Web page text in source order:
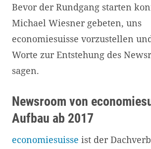
Bevor der Rundgang starten
Michael Wiesner gebeten, uns
economiesuisse vorzustellen
Worte zur Entstehung des
sagen.
Newsroom von
Aufbau ab 2017
economiesuisse ist der